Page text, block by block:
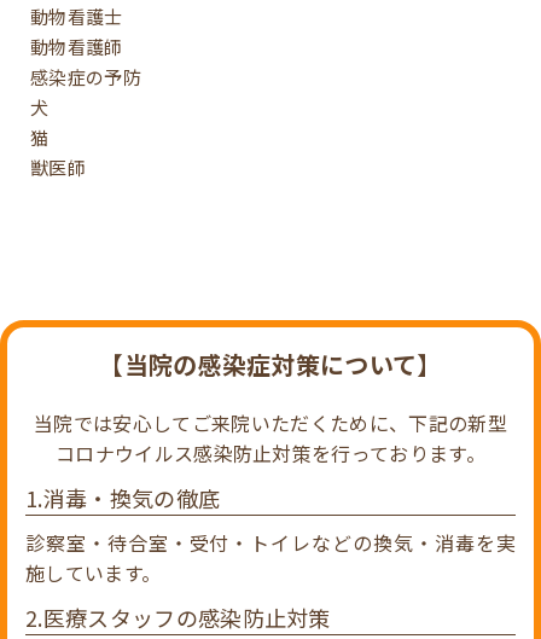
動物看護士
動物看護師
感染症の予防
犬
猫
獣医師
【当院の感染症対策について】
当院では安心してご来院いただくために、下記の新型
コロナウイルス感染防止対策を行っております。
1.消毒・換気の徹底
診察室・待合室・受付・トイレなどの換気・消毒を実
施しています。
2.医療スタッフの感染防止対策